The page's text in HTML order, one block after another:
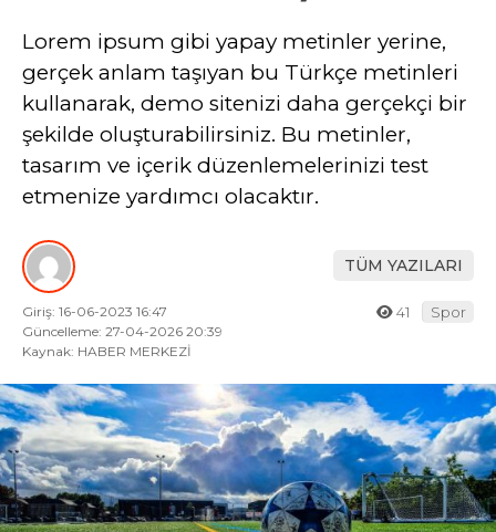
Lorem ipsum gibi yapay metinler yerine,
gerçek anlam taşıyan bu Türkçe metinleri
kullanarak, demo sitenizi daha gerçekçi bir
şekilde oluşturabilirsiniz. Bu metinler,
tasarım ve içerik düzenlemelerinizi test
etmenize yardımcı olacaktır.
TÜM YAZILARI
Giriş: 16-06-2023 16:47
Güncelleme: 27-04-2026 20:39
Kaynak: HABER MERKEZİ
41 Spor